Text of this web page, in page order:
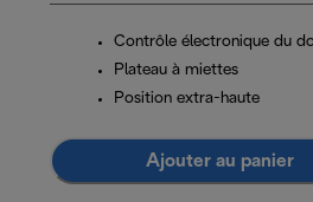
Contrôle électronique du
Plateau à miettes
Position extra-haute
Ajouter au panier